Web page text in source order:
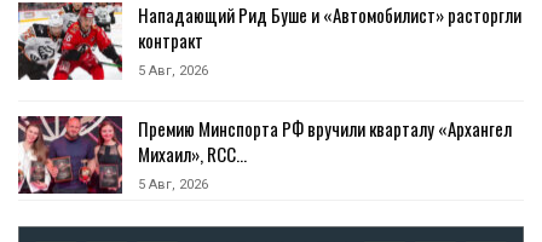
Нападающий Рид Буше и «Автомобилист» расторгли
контракт
5 Авг, 2026
Премию Минспорта РФ вручили кварталу «Архангел
Михаил», RCC…
5 Авг, 2026